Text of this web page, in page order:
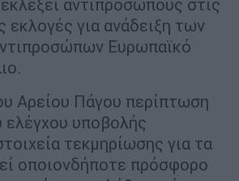
αντιπροσώπους στις
εκλογές για ανάδειξη των
Ευρωπαϊκό
Αρείου Πάγου περίπτωση
ελέγχου υποβολής
τεκμηρίωσης για τα
οποιονδήποτε πρόσφορο